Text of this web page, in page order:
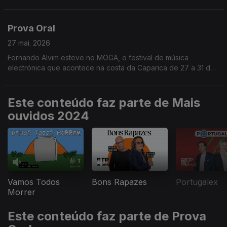
Prova Oral
27 mai. 2026
Fernando Alvim esteve no MOGA, o festival de música
electrónica que acontece na costa da Caparica de 27 a 31 de
Este conteúdo faz parte de Mais
ouvidos 2024
Vamos Todos
Morrer
Bons Rapazes Portugalex
Este conteúdo faz parte de Prova